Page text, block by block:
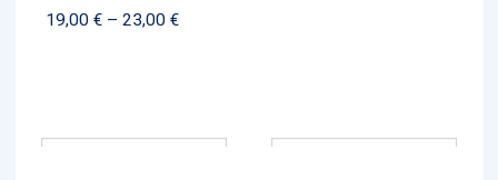
19,00€ – 23,00€Price